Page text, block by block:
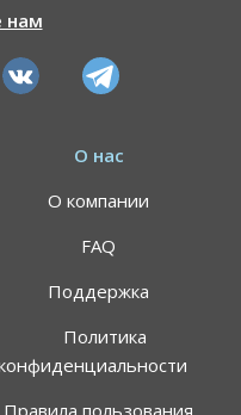
нам
О нас
О компании
FAQ
Поддержка
Политика